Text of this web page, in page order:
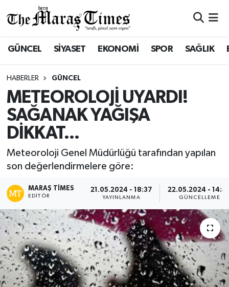
GÜNCEL SİYASET EKONOMİ SPOR SAĞLIK
HABERLER GÜNCEL
METEOROLOJİ UYARDI!
SAĞANAK YAĞIŞA
DİKKAT...
Meteoroloji Genel Müdürlüğü tarafından yapılan
son değerlendirmelere göre:
MARAŞ TIMES
EDITÖR
21.05.2024 - 18:37
YAYINLANMA
22.05.2024 -
GÜNCELLEME
BÜYÜKŞEHİR
DULKADİROĞLU
İŞ DÜNYASI
SİVİL TOPLUM
SOSYAL YAŞAM
ULUSAL HABERLER
BÜYÜKŞEHİR
DULKADİROĞLU
EĞİTİM
GÜNCEL
İLÇE HABERLERİ
İŞ DÜNYASI
KÜLTÜR&SANAT
ONİKİŞUBAT
Hava Durumu
Namaz Vakitleri
Trafik Durumu
Tüm Manşetler
Son Dakika Haberleri
Haber Arşivi